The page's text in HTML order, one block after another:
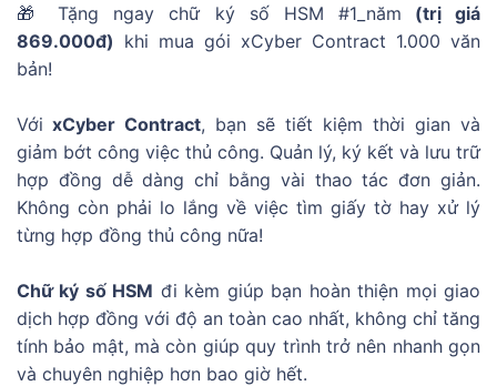
🎁 Tặng ngay chữ ký số HSM #1_năm (trị giá
869.000đ) khi mua gói xCyber Contract 1.000 văn
bản!
Với xCyber Contract, bạn sẽ tiết kiệm thời gian và
giảm bớt công việc thủ công. Quản lý, ký kết và lưu trữ
hợp đồng dễ dàng chỉ bằng vài thao tác đơn giản.
Không còn phải lo lắng về việc tìm giấy tờ hay xử lý
từng hợp đồng thủ công nữa!
Chữ ký số HSM đi kèm giúp bạn hoàn thiện mọi giao
dịch hợp đồng với độ an toàn cao nhất, không chỉ tăng
tính bảo mật, mà còn giúp quy trình trở nên nhanh gọn
và chuyên nghiệp hơn bao giờ hết.